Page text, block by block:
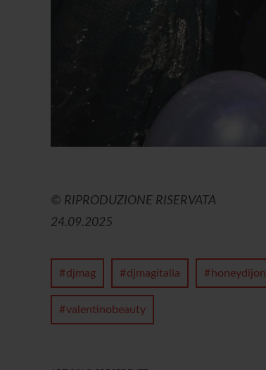
© RIPRODUZIONE RISERVATA
24.09.2025
djmag djmagitalia honeydijon
valentinobeauty